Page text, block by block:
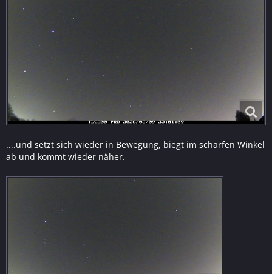
....und setzt sich wieder in Bewegung, biegt im scharfen Winkel
ab und kommt wieder näher.